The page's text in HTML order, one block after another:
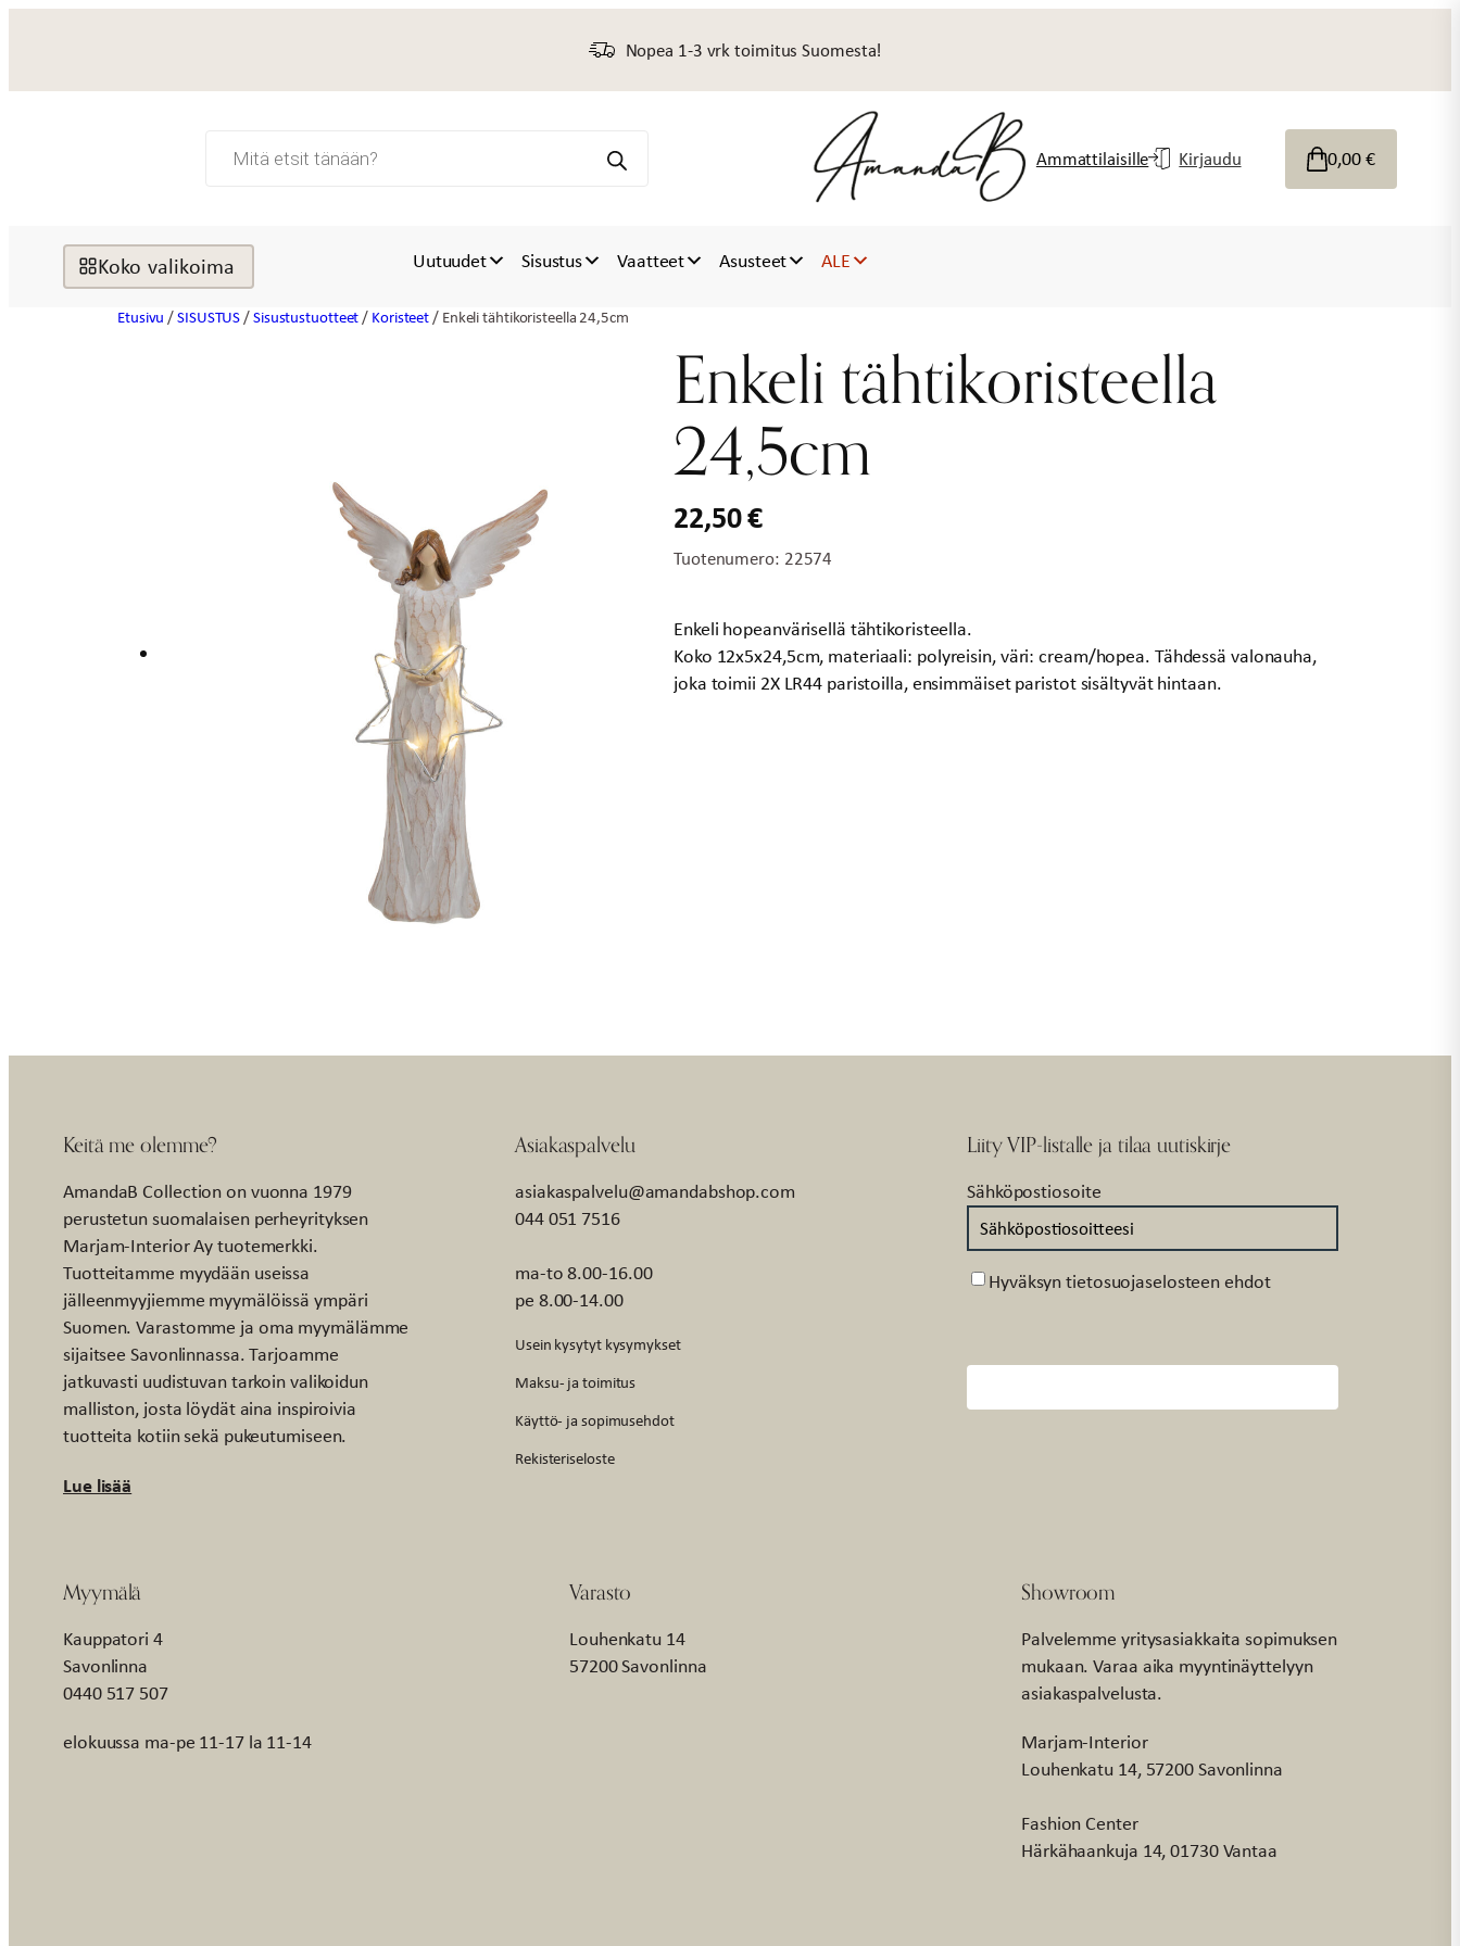
Nopea 1-3 vrk toimitus Suomesta!
search Ammattilaisille Kirjaudu 0,00€
Koko valikoima Uutuudet Sisustus Vaatteet Asusteet ALE
Etusivu /SISUSTUS/Sisustustuotteet/ Koristeet/ Enkeli tähtikoristeella 24,5cm
Enkeli tähtikoristeella
24,5cm
22,50€
Tuotenumero: 22574
Enkeli hopeanvärisellä tähtikoristeella.
Koko 12x5x24,5cm, materiaali: polyreisin, väri: cream/hopea. Tähdessä valonauha,
joka toimii 2X LR44 paristoilla, ensimmäiset paristot sisältyvät hintaan.
Keitä me olemme?
AmandaB Collection on vuonna 1979
perustetun suomalaisen perheyrityksen
Marjam-Interior Ay tuotemerkki.
Tuotteitamme myydään useissa
jälleenmyyjiemme myymälöissä ympäri
Suomen. Varastomme ja oma myymälämme
sijaitsee Savonlinnassa. Tarjoamme
jatkuvasti uudistuvan tarkoin valikoidun
malliston, josta löydät aina inspiroivia
tuotteita kotiin sekä pukeutumiseen.
Lue lisää
Asiakaspalvelu
asiakaspalvelu@amandabshop.com
044 051 7516
ma-to 8.00-16.00
pe 8.00-14.00
Usein kysytyt kysymykset
Maksu- ja toimitus
Käyttö- ja sopimusehdot
Rekisteriseloste
Liity VIP-listalle ja tilaa uutiskirje
Sähköpostiosoite
Suostumus
Hyväksyn tietosuojaselosteen ehdot
Myymälä
Kauppatori 4
Savonlinna
0440 517 507
elokuussa ma-pe 11-17 la 11-14
Varasto
Louhenkatu 14
57200 Savonlinna
Showroom
Palvelemme yritysasiakkaita sopimuksen
mukaan. Varaa aika myyntinäyttelyyn
asiakaspalvelusta.
Marjam-Interior
Louhenkatu 14, 57200 Savonlinna
Fashion Center
Härkähaankuja 14, 01730 Vantaa